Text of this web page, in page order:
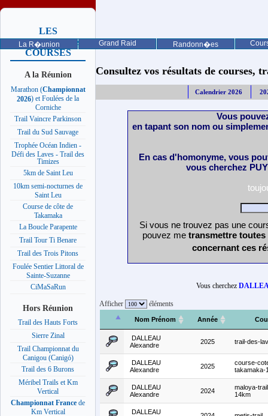
La R�union Grand Raid Randonn�es
LES
PROCHAINES
COURSES
A la Réunion
Marathon (Championnat
2026) et Foulées de la
Corniche
Trail Vaincre Parkinson
Trail du Sud Sauvage
Trophée Océan Indien -
Défi des Laves - Trail des
Timizes
5km de Saint Leu
10km semi-nocturnes de
Saint Leu
Course de côte de
Takamaka
La Boucle Parapente
Trail Tour Ti Benare
Trail des Trois Pitons
Foulée Sentier Littoral de
Sainte-Suzanne
CiMaSaRun
Hors Réunion
Trail des Hauts Forts
Sierre Zinal
Trail Championnat du
Canigou (Canigó)
Trail des 6 Burons
Méribel Trails et Km
Vertical
Championnat France de
Km Vertical
Consultez vos résultats de courses,
Calendrier 2026
Vous
en tapant son nom ou
En cas d'homonyme, vous
vous cherchez
Si vous ne trouvez pas une
pouvez me transmettre
concernant ces
Vous cherchez
Afficher éléments
Nom Prénom Année
DALLEAU
Alexandre
2025 trail-des-
DALLEAU
Alexandre
2025
course-
takamaka-
DALLEAU
Alexandre
2024
maloya-
14km
DALLEAU